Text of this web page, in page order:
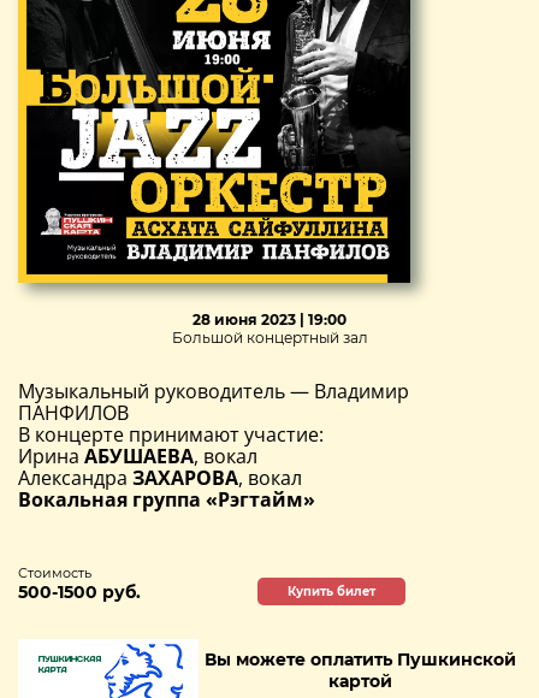
28 июня 2023 | 19:00
Большой концертный зал
Музыкальный руководитель — Владимир
ПАНФИЛОВ
В концерте принимают участие:
Ирина АБУШАЕВА, вокал
Александра ЗАХАРОВА, вокал
Вокальная группа «Рэгтайм»
Стоимость
500-1500 руб. Купить билет
Вы можете оплатить Пушкинской
картой